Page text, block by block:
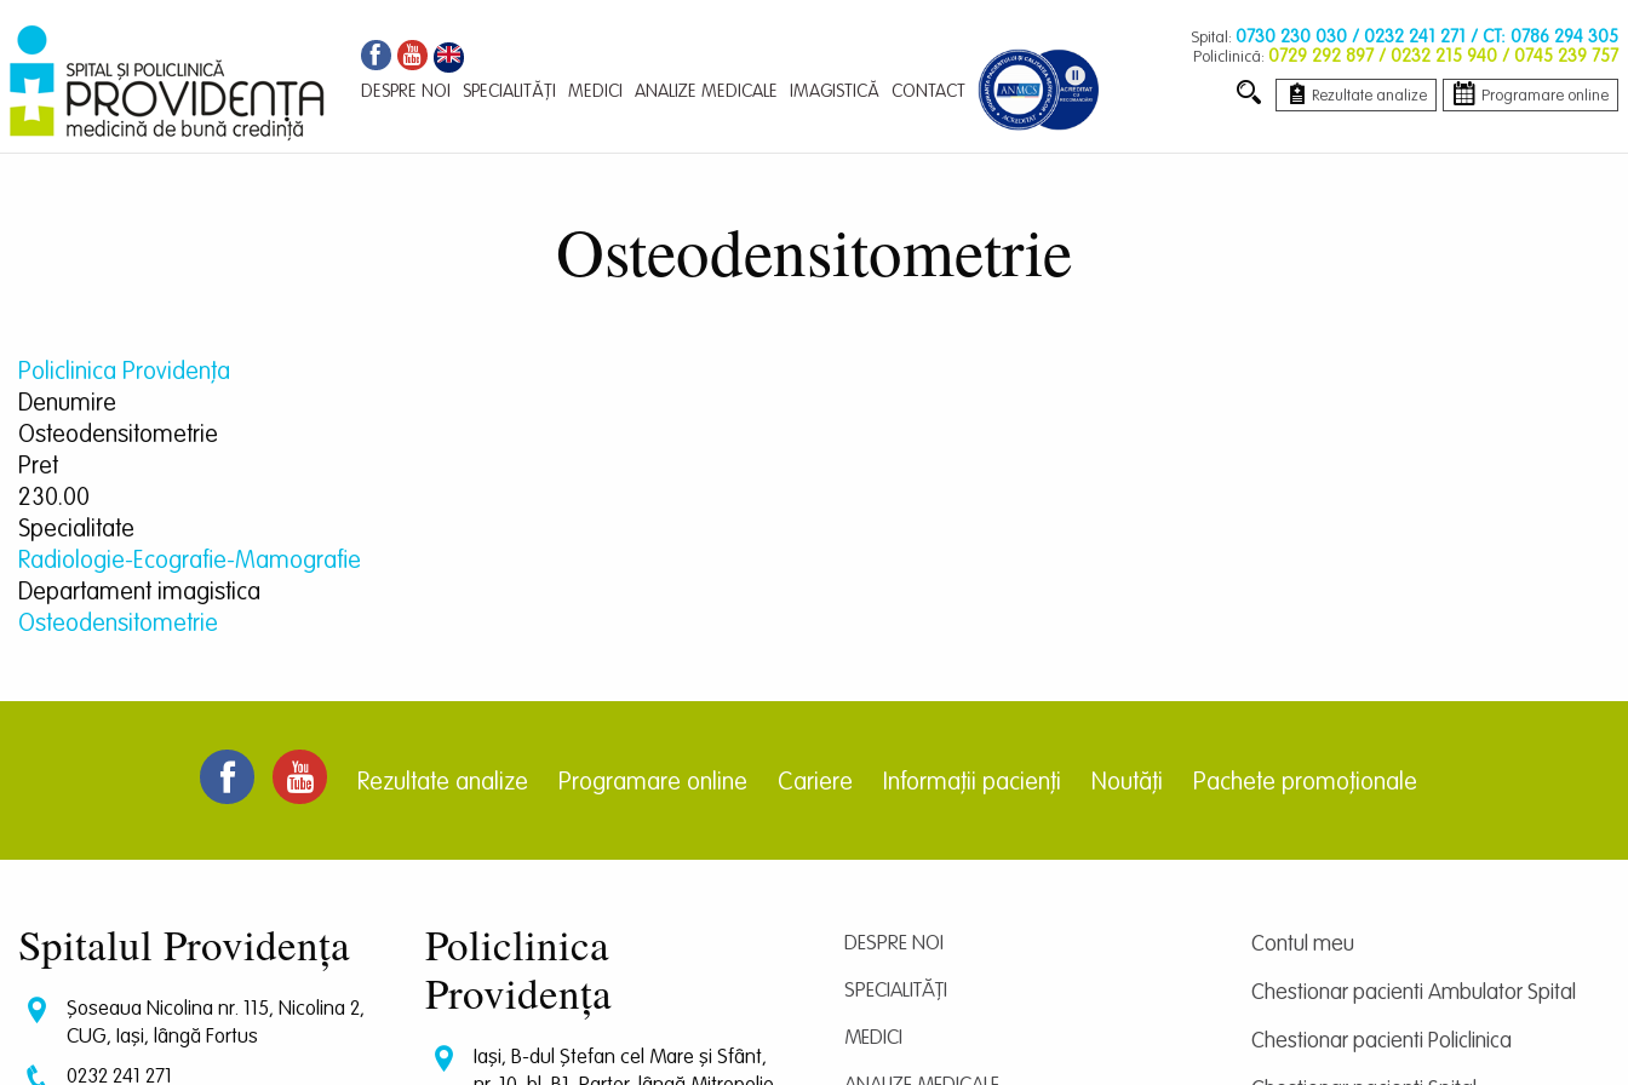
la
conţinutul
principal
Navigare
principală
DESPRE NOI SPECIALITĂȚI MEDICI ANALIZE MEDICALE IMAGISTICĂ CONTACT
Spital: 0730 230 030 / 0232 241 271 / CT: 0786 294 305
Policlinică: 0729 292 897 / 0232 215 940 / 0745 239 757
Rezultate analize Programare online
Osteodensitometrie
Policlinica Providenţa
Denumire
Osteodensitometrie
Pret
230.00
Specialitate
Radiologie-Ecografie-Mamografie
Departament imagistica
Osteodensitometrie
Rezultate analize Programare online Cariere Informații pacienți Noutăți Pachete promoționale
Spitalul Providența
Șoseaua Nicolina nr. 115, Nicolina 2,
CUG, Iași, lângă Fortus
0232 241 271
Policlinica
Providența
Iași, B-dul Ștefan cel Mare și Sfânt,
DESPRE NOI
SPECIALITĂȚI
MEDICI
Contul meu
Chestionar pacienti Ambulator Spital
Chestionar pacienti Policlinica